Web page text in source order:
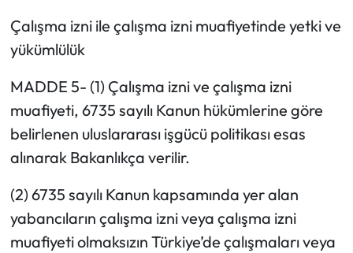
Çalışma izni ile çalışma izni muafiyetinde yetki ve
yükümlülük
MADDE 5- (1) Çalışma izni ve çalışma izni
muafiyeti, 6735 sayılı Kanun hükümlerine göre
belirlenen uluslararası işgücü politikası esas
alınarak Bakanlıkça verilir.
(2) 6735 sayılı Kanun kapsamında yer alan
yabancıların çalışma izni veya çalışma izni
muafiyeti olmaksızın Türkiye’de çalışmaları veya